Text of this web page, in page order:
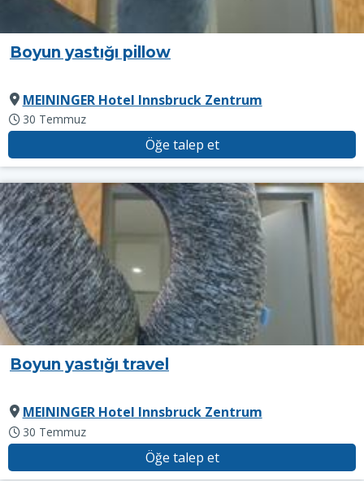
Boyun yastığı pillow
MEININGER Hotel Innsbruck Zentrum
30 Temmuz
Öğe talep et
Boyun yastığı travel
MEININGER Hotel Innsbruck Zentrum
30 Temmuz
Öğe talep et